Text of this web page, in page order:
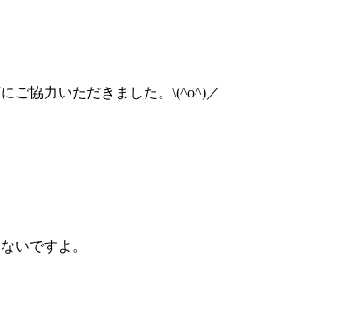
ご協力いただきました。\(^o^)／
いですよ。